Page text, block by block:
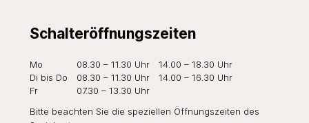
Schalteröffnungszeiten
Wochentag Öffnungszeiten Vormittag Öffnungszeiten
Mo 08.30 – 11.30 Uhr
14.00 – 18.30 Uhr
Di bis Do 08.30 – 11.30 Uhr
14.00 – 16.30 Uhr
Fr
07.30 – 13.30 Uhr
Bitte beachten Sie die speziellen Öffnungszeiten des